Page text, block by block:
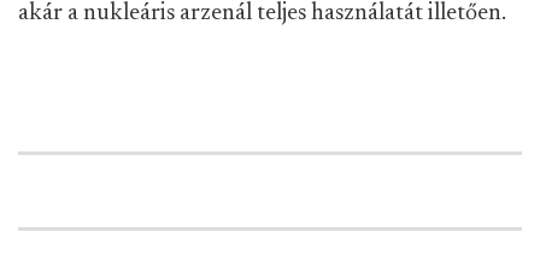
akár a nukleáris arzenál teljes használatát illetően.